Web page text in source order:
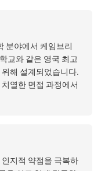
분야에서 케임브리
교와 같은 영국 최고
해 설계되었습니다.
열한 면접 과정에서
지적 약점을 극복하